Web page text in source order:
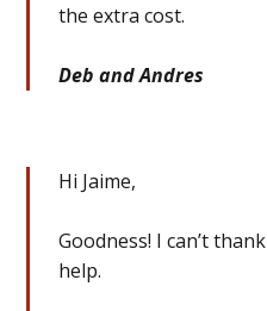
the extra cost.
Deb and Andres
Hi Jaime,
Goodness! I can’t
help.